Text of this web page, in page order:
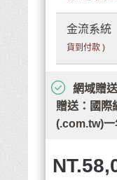
金流系統
貨到付款 )
網域贈送
贈送：國際
(.com.tw)一